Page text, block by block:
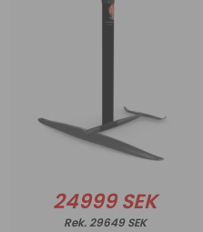
24999 SEK
29649 SEK